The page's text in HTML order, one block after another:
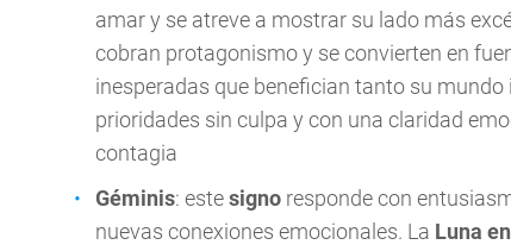
amar y se atreve a mostrar su lado más
cobran protagonismo y se convierten en
inesperadas que benefician tanto su
prioridades sin culpa y con una claridad
contagia
Géminis: estesigno responde con
nuevas conexiones emocionales. La Luna